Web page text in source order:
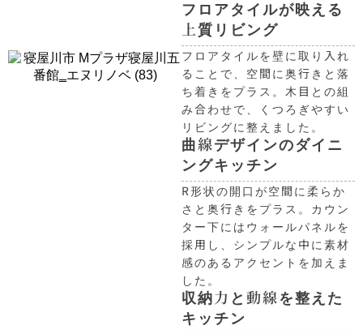
フロアタイルが映える
上質リビング
フロアタイルを壁に取り入れ
ることで、空間に奥行きと落
ち着きをプラス。木目との組
み合わせで、くつろぎやすい
リビングに整えました。
曲線デザインのダイニ
ングキッチン
R形状の開口が空間に柔らか
さと奥行きをプラス。カウン
ター下にはウォールパネルを
採用し、シンプルな中に素材
感のあるアクセントを加えま
した。
収納力と動線を整えた
キッチン